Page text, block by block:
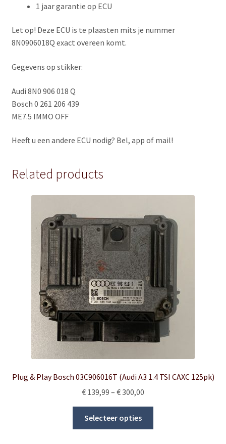
1 jaar garantie op ECU
Let op! Deze ECU is te plaasten mits je nummer
8N0906018Q exact overeen komt.
Gegevens op stikker:
Audi 8N0 906 018 Q
Bosch 0 261 206 439
ME7.5 IMMO OFF
Heeft u een andere ECU nodig? Bel, app of mail!
Related products
Plug & Play Bosch 03C906016T (Audi A3 1.4 TSI CAXC 125pk)
€ 139,99 – €300,00
range:
through
Selecteer opties